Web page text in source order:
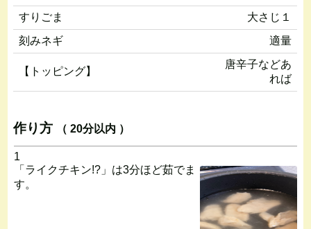
すりごま
大さじ１
刻みネギ
適量
【トッピング】
唐辛子などあ
れば
作り方 （ 20分以内 ）
1
「ライクチキン!?」は3分ほど茹でま
す。